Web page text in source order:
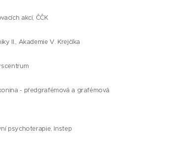
akcí, ČČK
II., Akademie V. Krejčíka
- předgrafémová a grafémová
psychoterapie, Instep